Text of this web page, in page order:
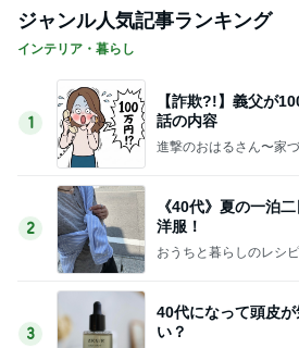
ジャンル人気記事ランキング
インテリア・暮らし
1
【詐欺?!】義父が
話の内容
進撃のおはるさん〜家
2
《40代》夏の一泊
洋服！
おうちと暮らしのレシ
3
40代になって頭皮
い？